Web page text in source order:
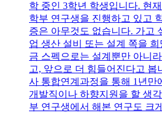
학 중인 3학년 학생입니다. 현
학부 연구생을 진행하고 있고
증은 아무것도 없습니다. 가고
업 생산 설비 또는 설계 쪽을
금 스펙으로는 설계뿐만 아니
고, 앞으로 더 힘들어진다고 봅
사 통합연계과정을 통해 1년만
개발직이나 하향지원을 할 생
부 연구생에서 해본 연구도 크